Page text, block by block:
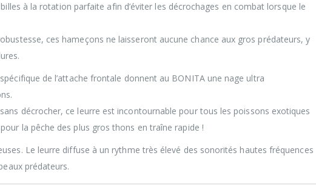
à la rotation parfaite afin d’éviter les décrochages en combat lorsque le
ces hameçons ne laisseront aucune chance aux gros prédateurs, y
de l’attache frontale donnent au BONITA une nage ultra
décrocher, ce leurre est incontournable pour tous les poissons exotiques
la pêche des plus gros thons en traîne rapide !
Le leurre diffuse à un rythme très élevé des sonorités hautes fréquences
prédateurs.